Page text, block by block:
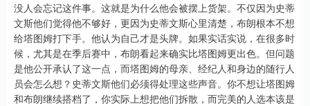
没人会忘记这件事。这就是为什么他会被摆上货架。不仅因为史蒂
文斯他们觉得他不够好，更因为史蒂文斯心里清楚，布朗根本不想
给塔图姆打下手。他认为自己才是头牌。如果实话实说，在很多时
候，尤其是在季后赛中，布朗看起来确实比塔图姆更出色。但问题
是他公开承认了这一点，而塔图姆的母亲、经纪人和身边的随行人
员会怎么想？史蒂文斯他们必须得处理这些声音。你不想让塔图姆
和布朗继续搭档了，你实际上想把他们拆散，而完美的人选本该是